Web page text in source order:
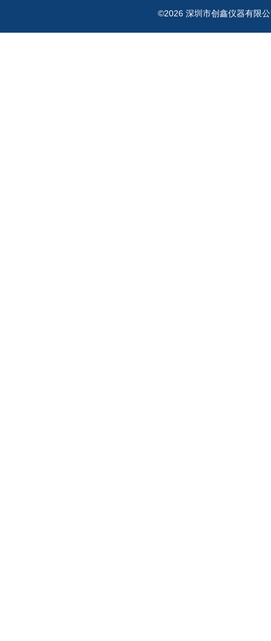
©2026 深圳市创鑫仪器有限